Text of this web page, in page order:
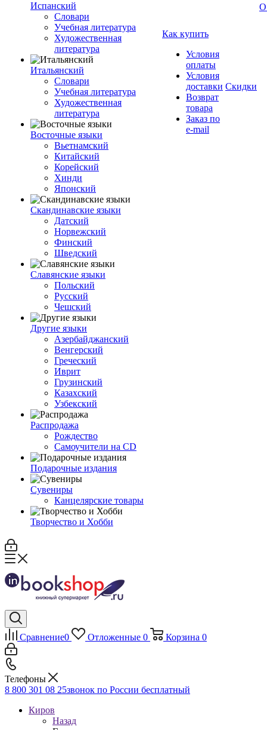
Испанский
Словари
Учебная литература
Художественная
литература
Итальянский
Словари
Учебная литература
Художественная
литература
Восточные языки
Вьетнамский
Китайский
Корейский
Хинди
Японский
Скандинавские языки
Датский
Норвежский
Финский
Шведский
Славянские языки
Польский
Русский
Чешский
Другие языки
Азербайджанский
Венгерский
Греческий
Иврит
Грузинский
Казахский
Узбекский
Распродажа
Рождество
Самоучители на CD
Подарочные издания
Сувениры
Канцелярские товары
Творчество и Хобби
Как купить
Условия
оплаты
Условия
доставки
Возврат
товара
Заказ по
e-mail
Скидки
О
Сравнение0 Отложенные 0 Корзина 0
Телефоны
8 800 301 08 25звонок по России бесплатный
Киров
Назад